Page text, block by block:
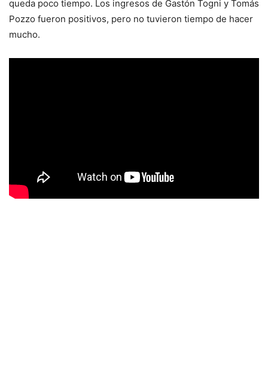
queda poco tiempo. Los ingresos de Gastón Togni y Tomás
Pozzo fueron positivos, pero no tuvieron tiempo de hacer
mucho.